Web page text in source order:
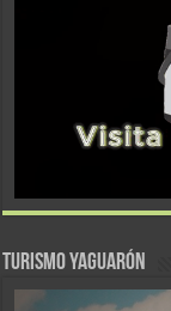
TURISMO YAGUARÓN